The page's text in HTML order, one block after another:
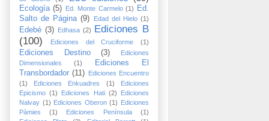
Ecología (5) Ed. Monte Carmelo (1)
Ed.
Salto de Página (9) Edad del Hielo (1)
Edebé (3) Edhasa (2) Ediciones B
(100)
Ediciones del Cruciforme (1)
Ediciones Destino (3)
Ediciones
Dimensionales
(1)
Ediciones El
Transbordador (11) Ediciones Encuentro
(1)
Ediciones Enkuadres (1)
Ediciones
Epicismo (1) Ediciones Hati (2)
Ediciones
Nalvay (1) Ediciones Oberon (1) Ediciones
Pàmies
(1) Ediciones Península
(1)